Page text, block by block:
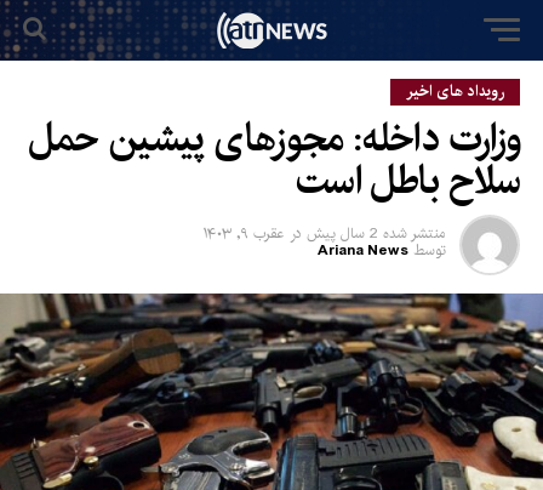
رویداد های اخیر
وزارت داخله: مجوزهای پیشین حمل
سلاح باطل است
منتشر شده 2 سال پیش در عقرب ۹, ۱۴۰۳
توسط Ariana News